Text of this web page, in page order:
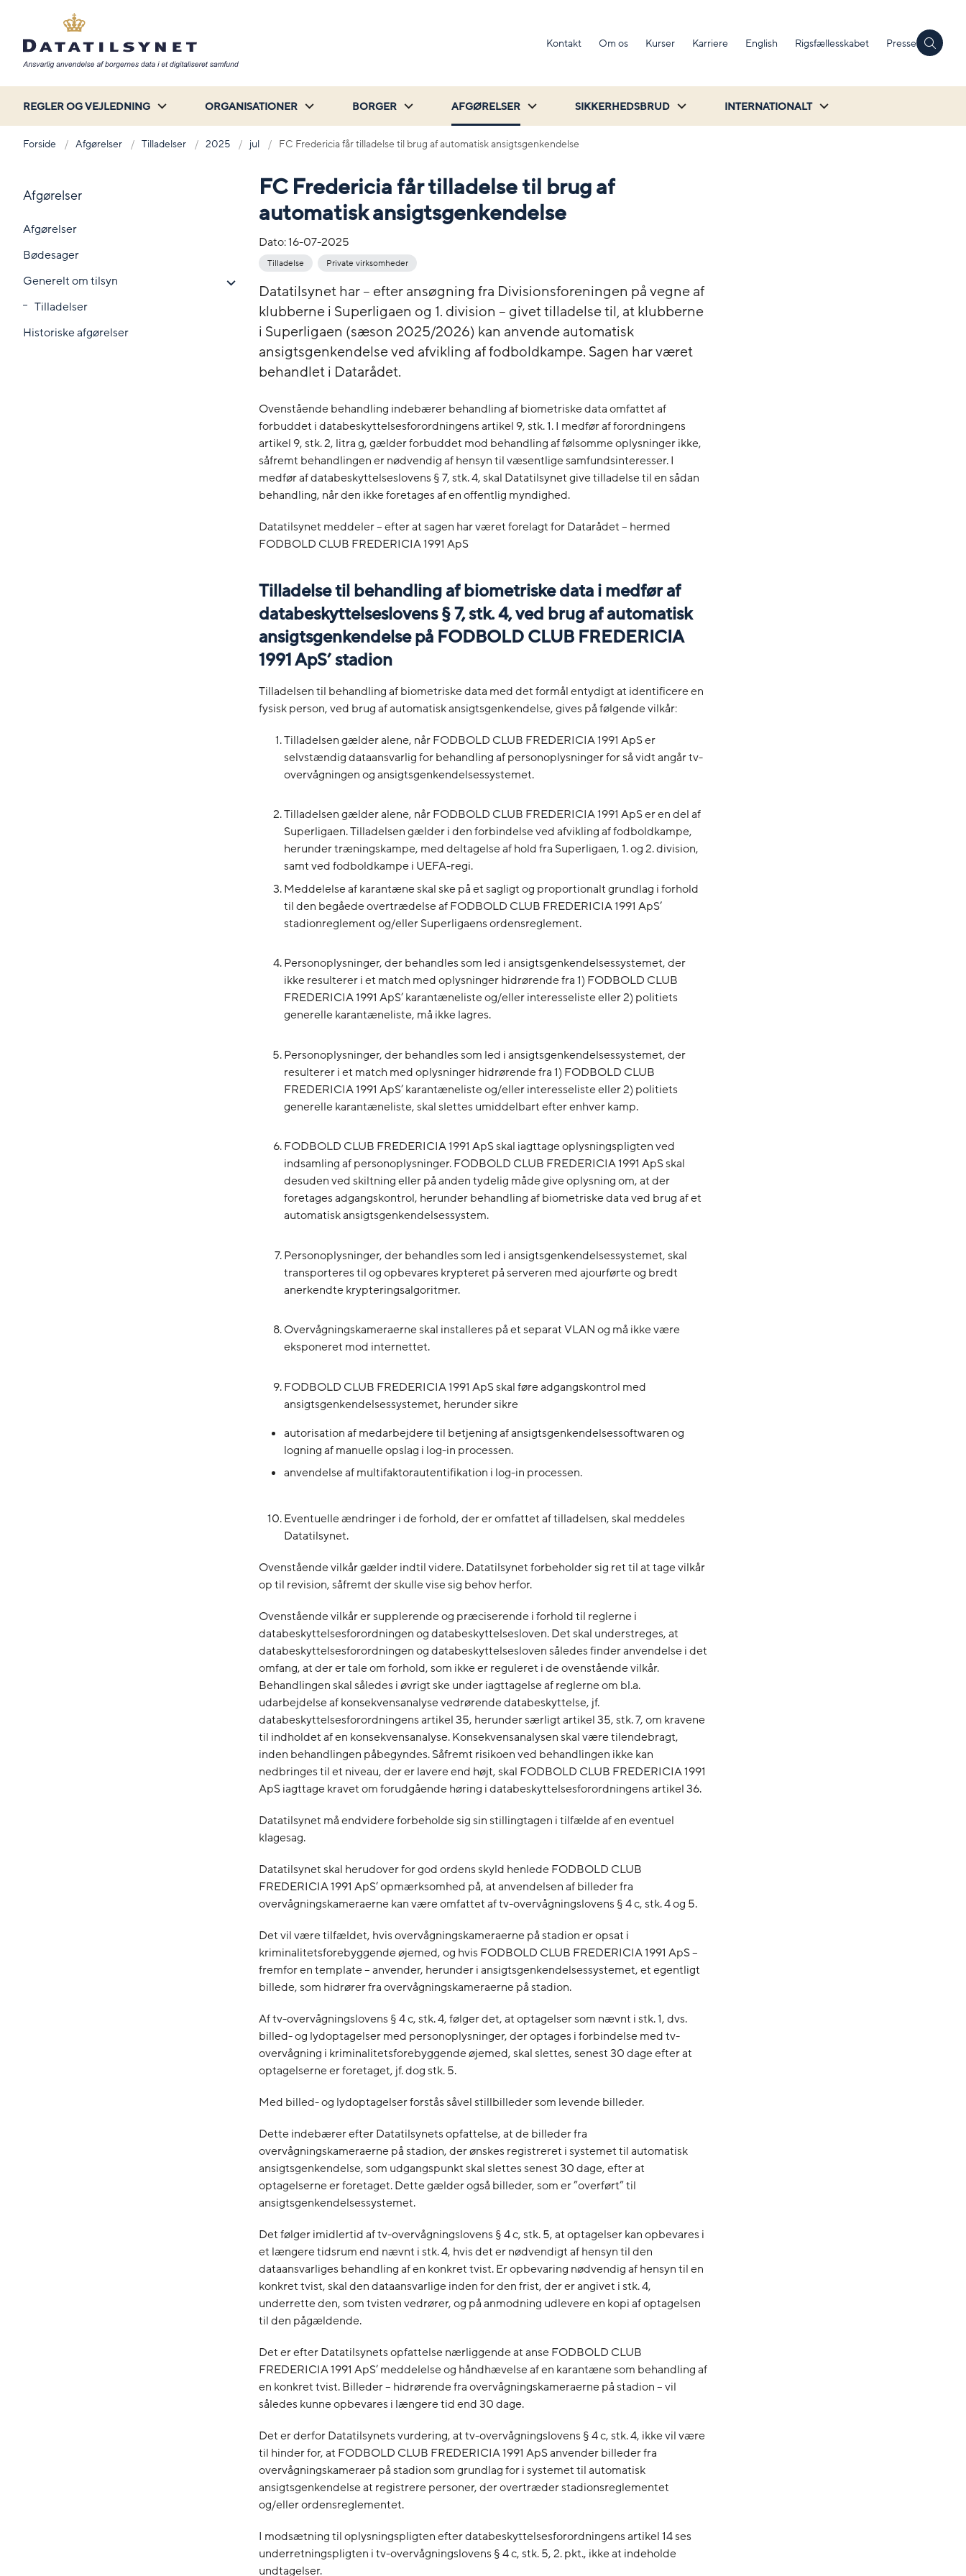
Kontakt Om os Kurser Karriere English Rigsfællesskabet Presse
REGLER OG VEJLEDNING ORGANISATIONER BORGER AFGØRELSER SIKKERHEDSBRUD INTERNATIONALT
Forside Afgørelser Tilladelser 2025 jul FC Fredericia får tilladelse til brug af automatisk ansigtsgenkendelse
Afgørelser
Afgørelser
Bødesager
Generelt om tilsyn
Tilladelser
Historiske afgørelser
FC Fredericia får tilladelse til brug af
automatisk ansigtsgenkendelse
Dato:16-07-2025
Tilladelse Private virksomheder
Datatilsynet har – efter ansøgning fra Divisionsforeningen på vegne af
klubberne i Superligaen og 1. division – givet tilladelse til, at klubberne
i Superligaen (sæson 2025/2026) kan anvende automatisk
ansigtsgenkendelse ved afvikling af fodboldkampe. Sagen har været
behandlet i Datarådet.
Ovenstående behandling indebærer behandling af biometriske data omfattet af
forbuddet i databeskyttelsesforordningens artikel 9, stk. 1. I medfør af forordningens
artikel 9, stk. 2, litra g, gælder forbuddet mod behandling af følsomme oplysninger ikke,
såfremt behandlingen er nødvendig af hensyn til væsentlige samfundsinteresser. I
medfør af databeskyttelseslovens § 7, stk. 4, skal Datatilsynet give tilladelse til en sådan
behandling, når den ikke foretages af en offentlig myndighed.
Datatilsynet meddeler – efter at sagen har været forelagt for Datarådet – hermed
FODBOLD CLUB FREDERICIA 1991 ApS
Tilladelse til behandling af biometriske data i medfør af
databeskyttelseslovens § 7, stk. 4, ved brug af automatisk
ansigtsgenkendelse på FODBOLD CLUB FREDERICIA
1991 ApS’ stadion
Tilladelsen til behandling af biometriske data med det formål entydigt at identificere en
fysisk person, ved brug af automatisk ansigtsgenkendelse, gives på følgende vilkår:
Tilladelsen gælder alene, når FODBOLD CLUB FREDERICIA 1991 ApS er
selvstændig dataansvarlig for behandling af personoplysninger for så vidt angår tv-
overvågningen og ansigtsgenkendelsessystemet.
Tilladelsen gælder alene, når FODBOLD CLUB FREDERICIA 1991 ApS er en del af
Superligaen. Tilladelsen gælder i den forbindelse ved afvikling af fodboldkampe,
herunder træningskampe, med deltagelse af hold fra Superligaen, 1. og 2. division,
samt ved fodboldkampe i UEFA-regi.
Meddelelse af karantæne skal ske på et sagligt og proportionalt grundlag i forhold
til den begåede overtrædelse af FODBOLD CLUB FREDERICIA 1991 ApS’
stadionreglement og/eller Superligaens ordensreglement.
Personoplysninger, der behandles som led i ansigtsgenkendelsessystemet, der
ikke resulterer i et match med oplysninger hidrørende fra 1) FODBOLD CLUB
FREDERICIA 1991 ApS’ karantæneliste og/eller interesseliste eller 2) politiets
generelle karantæneliste, må ikke lagres.
Personoplysninger, der behandles som led i ansigtsgenkendelsessystemet, der
resulterer i et match med oplysninger hidrørende fra 1) FODBOLD CLUB
FREDERICIA 1991 ApS’ karantæneliste og/eller interesseliste eller 2) politiets
generelle karantæneliste, skal slettes umiddelbart efter enhver kamp.
FODBOLD CLUB FREDERICIA 1991 ApS skal iagttage oplysningspligten ved
indsamling af personoplysninger. FODBOLD CLUB FREDERICIA 1991 ApS skal
desuden ved skiltning eller på anden tydelig måde give oplysning om, at der
foretages adgangskontrol, herunder behandling af biometriske data ved brug af et
automatisk ansigtsgenkendelsessystem.
Personoplysninger, der behandles som led i ansigtsgenkendelsessystemet, skal
transporteres til og opbevares krypteret på serveren med ajourførte og bredt
anerkendte krypteringsalgoritmer.
Overvågningskameraerne skal installeres på et separat VLAN og må ikke være
eksponeret mod internettet.
FODBOLD CLUB FREDERICIA 1991 ApS skal føre adgangskontrol med
ansigtsgenkendelsessystemet, herunder sikre
autorisation af medarbejdere til betjening af ansigtsgenkendelsessoftwaren og
logning af manuelle opslag i log-in processen.
anvendelse af multifaktorautentifikation i log-in processen.
Eventuelle ændringer i de forhold, der er omfattet af tilladelsen, skal meddeles
Datatilsynet.
Ovenstående vilkår gælder indtil videre. Datatilsynet forbeholder sig ret til at tage vilkår
op til revision, såfremt der skulle vise sig behov herfor.
Ovenstående vilkår er supplerende og præciserende i forhold til reglerne i
databeskyttelsesforordningen og databeskyttelsesloven. Det skal understreges, at
databeskyttelsesforordningen og databeskyttelsesloven således finder anvendelse i det
omfang, at der er tale om forhold, som ikke er reguleret i de ovenstående vilkår.
Behandlingen skal således i øvrigt ske under iagttagelse af reglerne om bl.a.
udarbejdelse af konsekvensanalyse vedrørende databeskyttelse, jf.
databeskyttelsesforordningens artikel 35, herunder særligt artikel 35, stk. 7, om kravene
til indholdet af en konsekvensanalyse. Konsekvensanalysen skal være tilendebragt,
inden behandlingen påbegyndes. Såfremt risikoen ved behandlingen ikke kan
nedbringes til et niveau, der er lavere end højt, skal FODBOLD CLUB FREDERICIA 1991
ApS iagttage kravet om forudgående høring i databeskyttelsesforordningens artikel 36.
Datatilsynet må endvidere forbeholde sig sin stillingtagen i tilfælde af en eventuel
klagesag.
Datatilsynet skal herudover for god ordens skyld henlede FODBOLD CLUB
FREDERICIA 1991 ApS’ opmærksomhed på, at anvendelsen af billeder fra
overvågningskameraerne kan være omfattet af tv-overvågningslovens § 4 c, stk. 4 og 5.
Det vil være tilfældet, hvis overvågningskameraerne på stadion er opsat i
kriminalitetsforebyggende øjemed, og hvis FODBOLD CLUB FREDERICIA 1991 ApS –
fremfor en template – anvender, herunder i ansigtsgenkendelsessystemet, et egentligt
billede, som hidrører fra overvågningskameraerne på stadion.
Af tv-overvågningslovens § 4 c, stk. 4, følger det, at optagelser som nævnt i stk. 1, dvs.
billed- og lydoptagelser med personoplysninger, der optages i forbindelse med tv-
overvågning i kriminalitetsforebyggende øjemed, skal slettes, senest 30 dage efter at
optagelserne er foretaget, jf. dog stk. 5.
Med billed- og lydoptagelser forstås såvel stillbilleder som levende billeder.
Dette indebærer efter Datatilsynets opfattelse, at de billeder fra
overvågningskameraerne på stadion, der ønskes registreret i systemet til automatisk
ansigtsgenkendelse, som udgangspunkt skal slettes senest 30 dage, efter at
optagelserne er foretaget. Dette gælder også billeder, som er ”overført” til
ansigtsgenkendelsessystemet.
Det følger imidlertid af tv-overvågningslovens § 4 c, stk. 5, at optagelser kan opbevares i
et længere tidsrum end nævnt i stk. 4, hvis det er nødvendigt af hensyn til den
dataansvarliges behandling af en konkret tvist. Er opbevaring nødvendig af hensyn til en
konkret tvist, skal den dataansvarlige inden for den frist, der er angivet i stk. 4,
underrette den, som tvisten vedrører, og på anmodning udlevere en kopi af optagelsen
til den pågældende.
Det er efter Datatilsynets opfattelse nærliggende at anse FODBOLD CLUB
FREDERICIA 1991 ApS’ meddelelse og håndhævelse af en karantæne som behandling af
en konkret tvist. Billeder – hidrørende fra overvågningskameraerne på stadion – vil
således kunne opbevares i længere tid end 30 dage.
Det er derfor Datatilsynets vurdering, at tv-overvågningslovens § 4 c, stk. 4, ikke vil være
til hinder for, at FODBOLD CLUB FREDERICIA 1991 ApS anvender billeder fra
overvågningskameraer på stadion som grundlag for i systemet til automatisk
ansigtsgenkendelse at registrere personer, der overtræder stadionsreglementet
og/eller ordensreglementet.
I modsætning til oplysningspligten efter databeskyttelsesforordningens artikel 14 ses
underretningspligten i tv-overvågningslovens § 4 c, stk. 5, 2. pkt., ikke at indeholde
undtagelser.